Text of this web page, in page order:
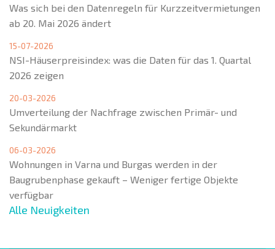
Was sich bei den Datenregeln für Kurzzeitvermietungen
ab 20. Mai 2026 ändert
15-07-2026
NSI-Häuserpreisindex: was die Daten für das 1. Quartal
2026 zeigen
20-03-2026
Umverteilung der Nachfrage zwischen Primär- und
Sekundärmarkt
06-03-2026
Wohnungen in Varna und Burgas werden in der
Baugrubenphase gekauft – Weniger fertige Objekte
verfügbar
Alle Neuigkeiten